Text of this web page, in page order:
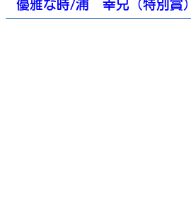
優雅な時/浦 幸兄（特別賞）